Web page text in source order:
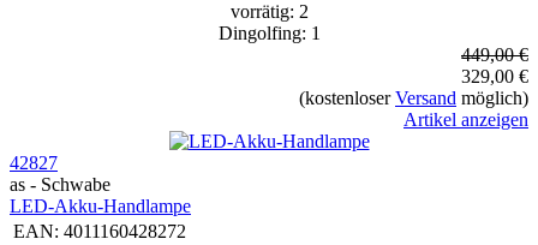
vorrätig: 2
Dingolfing: 1
449,00 €
329,00 €
(kostenloserVersand möglich)
Artikel anzeigen
42827
as - Schwabe
LED-Akku-Handlampe
EAN: 4011160428272